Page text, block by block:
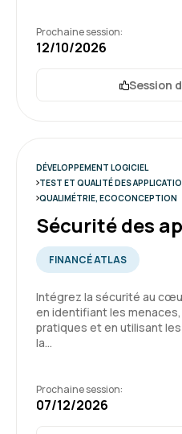
Formation : Sécurité des
Prochaine session:
12/10/2026
Session
DÉVELOPPEMENT LOGICIEL
TEST ET QUALITÉ DES
QUALIMÉTRIE, ECOCONCEPTION
Sécurité des
FINANCÉ ATLAS
Intégrez la sécurité au
en identifiant les
pratiques et en utilisant
la…
Prochaine session:
07/12/2026